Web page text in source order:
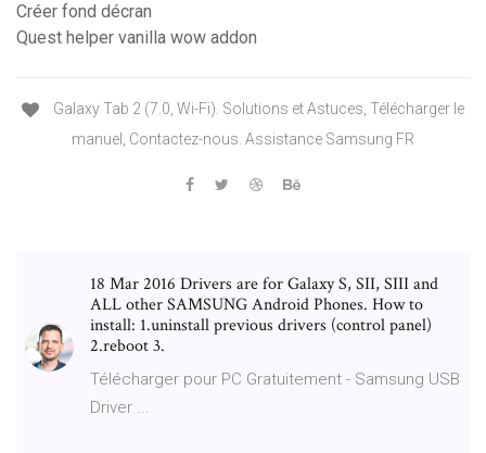
Créer fond décran
Quest helper vanilla wow addon
Galaxy Tab 2 (7.0, Wi-Fi). Solutions et Astuces, Télécharger le
manuel, Contactez-nous. Assistance Samsung FR
18 Mar 2016 Drivers are for Galaxy S, SII, SIII and
ALL other SAMSUNG Android Phones. How to
install: 1.uninstall previous drivers (control panel)
2.reboot 3.
Télécharger pour PC Gratuitement - Samsung USB
Driver ...